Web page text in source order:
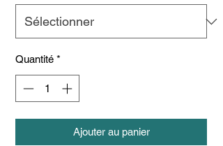
Quantité *
Ajouter au panier